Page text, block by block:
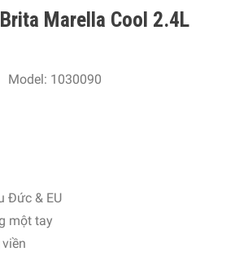
Marella Cool 2.4L
Model: 1030090
Đức & EU
một tay